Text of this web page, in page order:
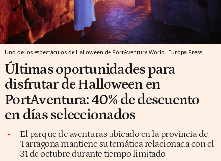
Uno de los espectáculos de Halloween de PortAventura World Europa Press
Últimas oportunidades para
disfrutar de Halloween en
PortAventura: 40% de descuento
en días seleccionados
El parque de aventuras ubicado en la provincia de
Tarragona mantiene su temática relacionada con el
31 de octubre durante tiempo limitado